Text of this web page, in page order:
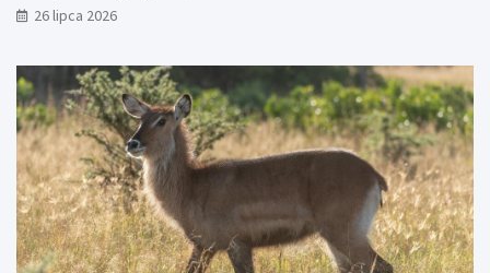
26 lipca 2026